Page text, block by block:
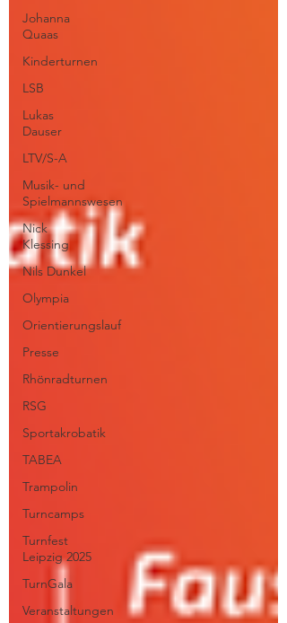
Johanna
Quaas
Kinderturnen
LSB
Lukas
Dauser
LTV/S-A
Musik- und
Spielmannswesen
Nick
Klessing
Nils Dunkel
Olympia
Orientierungslauf
Presse
Rhönradturnen
RSG
Sportakrobatik
TABEA
Trampolin
Turncamps
Turnfest
Leipzig 2025
TurnGala
Veranstaltungen